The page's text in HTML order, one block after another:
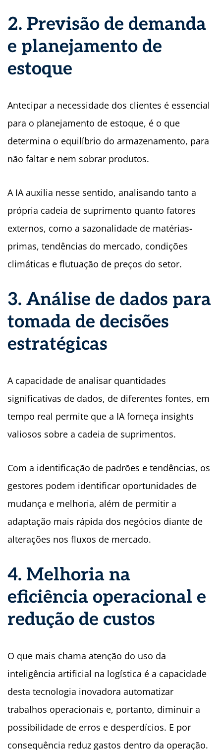
2. Previsão de demanda
e planejamento de
estoque
Antecipar a necessidade dos clientes é essencial
para o planejamento de estoque, é o que
determina o equilíbrio do armazenamento, para
não faltar e nem sobrar produtos.
A IA auxilia nesse sentido, analisando tanto a
própria cadeia de suprimento quanto fatores
externos, como a sazonalidade de matérias-
primas, tendências do mercado, condições
climáticas e flutuação de preços do setor.
3. Análise de dados para
tomada de decisões
estratégicas
A capacidade de analisar quantidades
significativas de dados, de diferentes fontes, em
tempo real permite que a IA forneça insights
valiosos sobre a cadeia de suprimentos.
Com a identificação de padrões e tendências, os
gestores podem identificar oportunidades de
mudança e melhoria, além de permitir a
adaptação mais rápida dos negócios diante de
alterações nos fluxos de mercado.
4. Melhoria na
eficiência operacional e
redução de custos
O que mais chama atenção do uso da
inteligência artificial na logística é a capacidade
desta tecnologia inovadora automatizar
trabalhos operacionais e, portanto, diminuir a
possibilidade de erros e desperdícios. E por
consequência reduz gastos dentro da operação.